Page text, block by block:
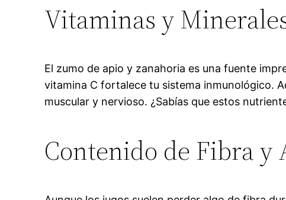
Vitaminas y
El zumo de apio y zanahoria es una fuente
vitamina C fortalece tu sistema inmunológico.
muscular y nervioso. ¿Sabías que estos
Contenido de Fibra y